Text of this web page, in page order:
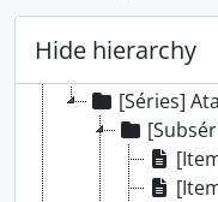
Hide hierarchy
[Subfundos]
[Subfundos]
[Subfundos]
[Séries] Atas da